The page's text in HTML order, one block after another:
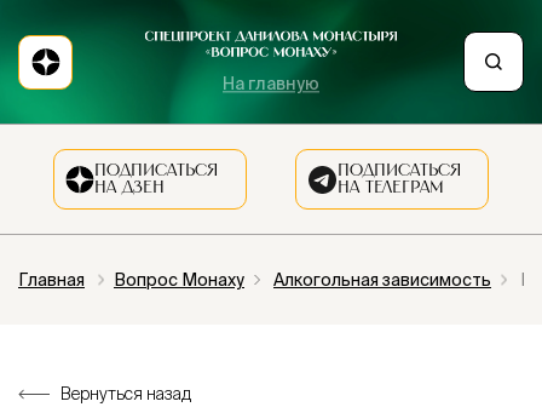
На главную
ПОДПИСАТЬСЯ
НА ДЗЕН
ПОДПИСАТЬСЯ
НА ТЕЛЕГРАМ
Главная Вопрос Монаху Алкогольная зависимость
Вернуться назад